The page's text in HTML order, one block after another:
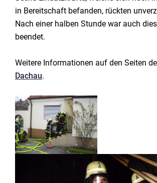
in Bereitschaft befanden, rückten
Nach einer halben Stunde war auch
beendet.
Weitere Informationen auf den Seiten
Dachau.